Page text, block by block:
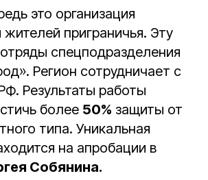
это организация
жителей приграничья. Эту
спецподразделения
Регион сотрудничает с
Результаты работы
более 50% защиты от
типа. Уникальная
на апробации в
Собянина.